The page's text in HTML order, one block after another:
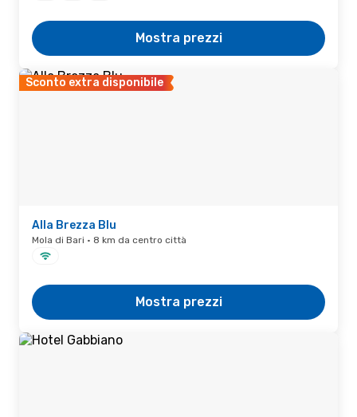
Mostra prezzi
Sconto extra disponibile
Alla Brezza Blu
Mola di Bari · 8 km da centro città
Mostra prezzi